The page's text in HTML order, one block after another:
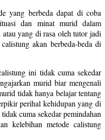
yang berbeda dapat di coba
dan minat murid dalam
yang di rasa oleh tutor jadi
akan berbeda-beda di
ini tidak cuma sekedar
murid biar mengenali
tidak hanya belajar tentang
perihal kehidupan yang di
cuma sekedar pemindahan
kelebihan metode calistung